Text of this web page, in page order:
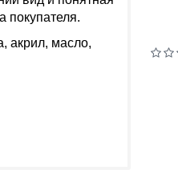
покупателя.
акрил, масло,